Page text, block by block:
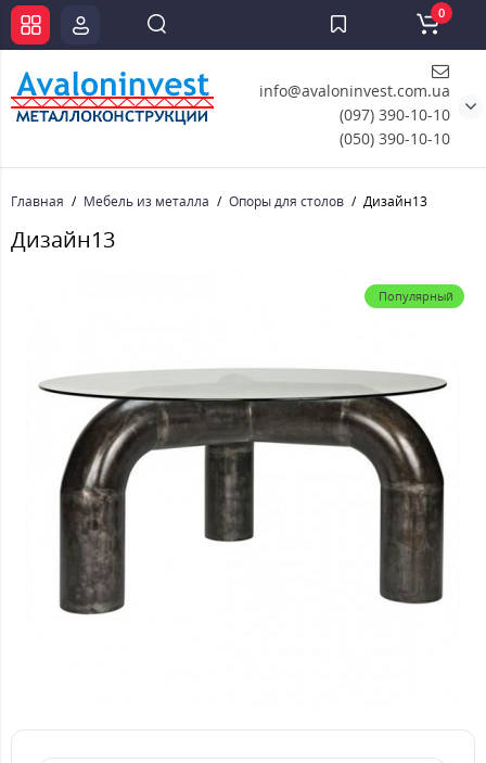
info@avaloninvest.com.ua
(097) 390-10-10
(050) 390-10-10
0
Главная Мебель из металла Опоры для столов Дизайн13
Дизайн13
Популярный